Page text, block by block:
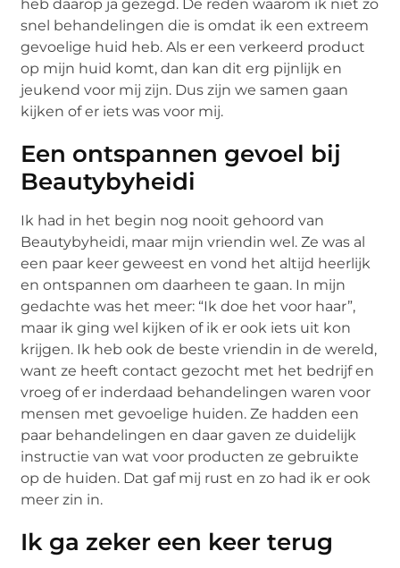
heb daarop ja gezegd. De reden waarom ik niet zo
snel behandelingen die is omdat ik een extreem
gevoelige huid heb. Als er een verkeerd product
op mijn huid komt, dan kan dit erg pijnlijk en
jeukend voor mij zijn. Dus zijn we samen gaan
kijken of er iets was voor mij.
Een ontspannen gevoel bij
Beautybyheidi
Ik had in het begin nog nooit gehoord van
Beautybyheidi, maar mijn vriendin wel. Ze was al
een paar keer geweest en vond het altijd heerlijk
en ontspannen om daarheen te gaan. In mijn
gedachte was het meer: “Ik doe het voor haar”,
maar ik ging wel kijken of ik er ook iets uit kon
krijgen. Ik heb ook de beste vriendin in de wereld,
want ze heeft contact gezocht met het bedrijf en
vroeg of er inderdaad behandelingen waren voor
mensen met gevoelige huiden. Ze hadden een
paar behandelingen en daar gaven ze duidelijk
instructie van wat voor producten ze gebruikte
op de huiden. Dat gaf mij rust en zo had ik er ook
meer zin in.
Ik ga zeker een keer terug